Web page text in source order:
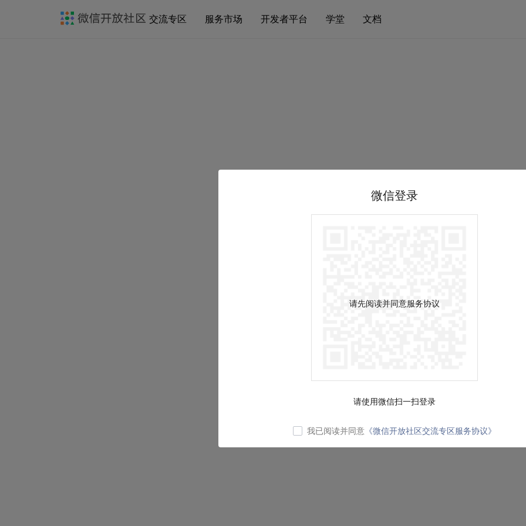
交流专区 服务市场 开发者平台 学堂 文档
微信登录
请先阅读并同意服务协议
请使用微信扫一扫登录
我已阅读并同意 《微信开放社区交流专区服务协议》